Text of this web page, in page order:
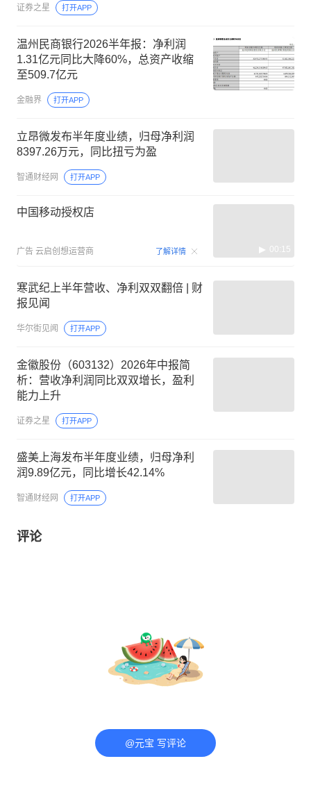
证券之星 打开APP
温州民商银行2026半年报：净利润
1.31亿元同比大降60%，总资产收缩
至509.7亿元
金融界 打开APP
立昂微发布半年度业绩，归母净利润
8397.26万元，同比扭亏为盈
智通财经网 打开APP
中国移动授权店
广告 云启创想运营商 了解详情 00:15
寒武纪上半年营收、净利双双翻倍 | 财
报见闻
华尔街见闻 打开APP
金徽股份（603132）2026年中报简
析：营收净利润同比双双增长，盈利
能力上升
证券之星 打开APP
盛美上海发布半年度业绩，归母净利
润9.89亿元，同比增长42.14%
智通财经网 打开APP
评论
@元宝 写评论